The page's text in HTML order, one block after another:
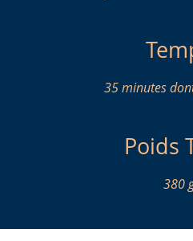
35 minutes
Poids
380